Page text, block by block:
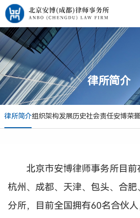
律所简介
律所简介组织架构发展历史社会责任安博荣誉
北京市安博律师事务所目前
杭州、成都、天津、包头、合
分所，目前全国拥有60名合伙